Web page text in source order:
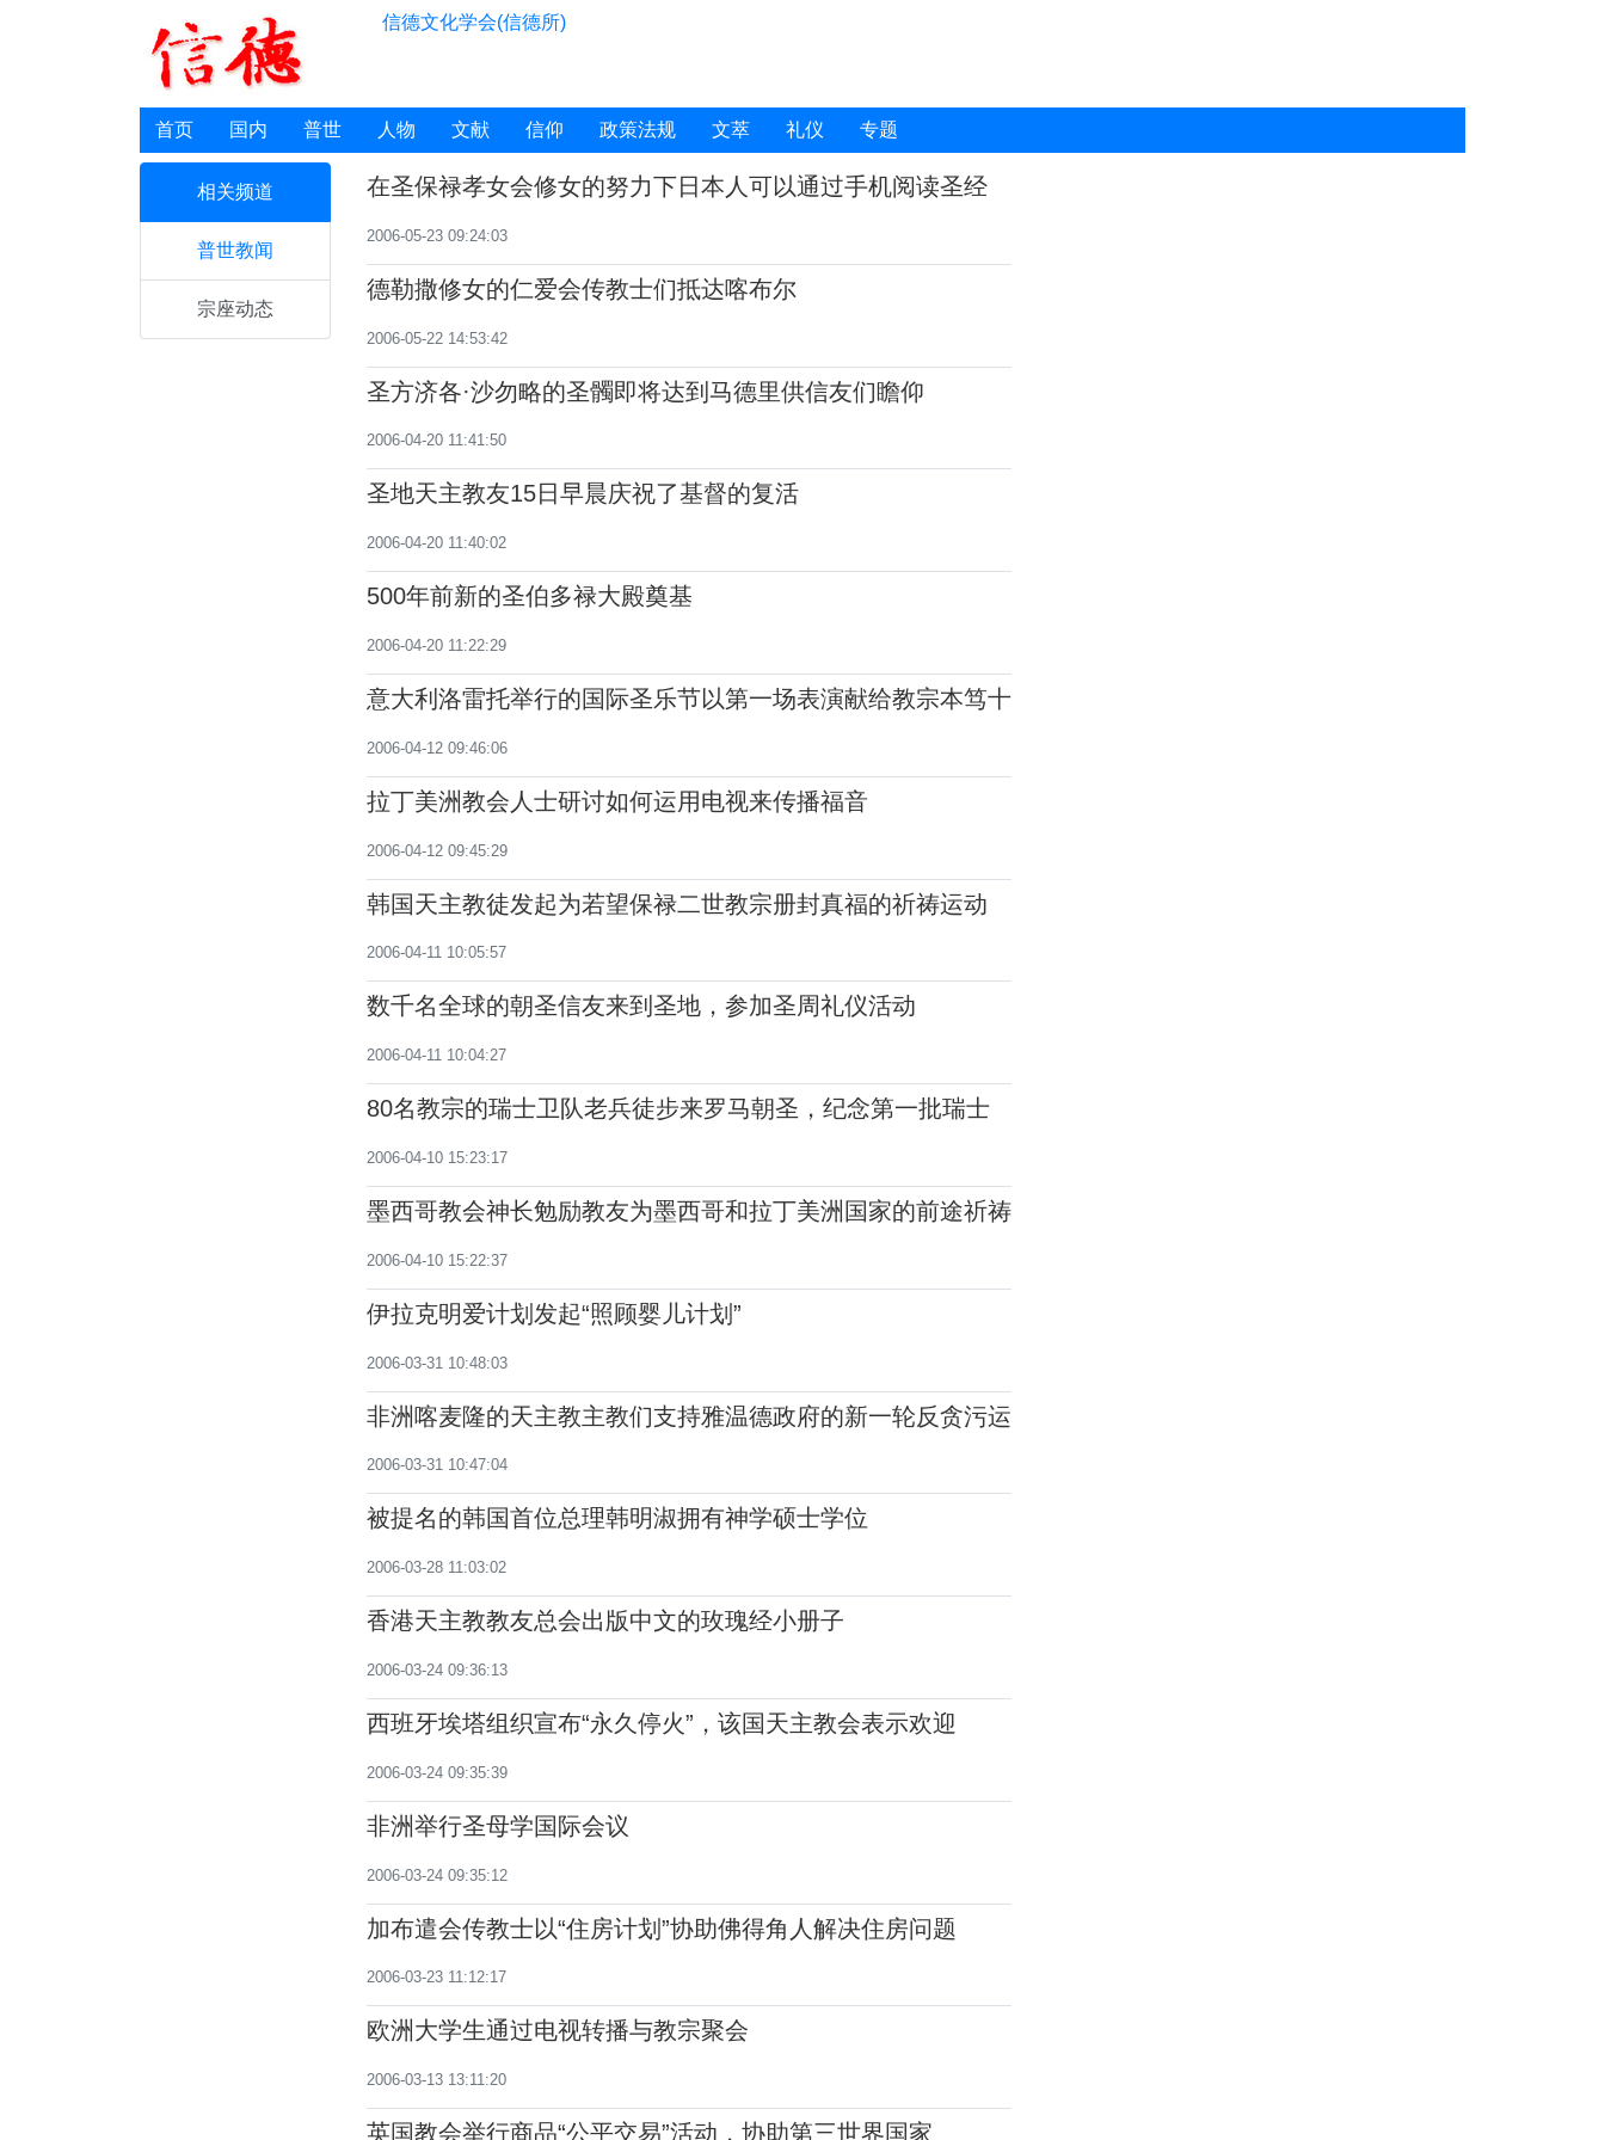
信德文化学会(信德所)
首页 国内 普世 人物 文献 信仰 政策法规 文萃 礼仪 专题
相关频道
普世教闻
宗座动态
在圣保禄孝女会修女的努力下日本人可以通过手机阅读圣经
2006-05-23 09:24:03
德勒撒修女的仁爱会传教士们抵达喀布尔
2006-05-22 14:53:42
圣方济各·沙勿略的圣髑即将达到马德里供信友们瞻仰
2006-04-20 11:41:50
圣地天主教友15日早晨庆祝了基督的复活
2006-04-20 11:40:02
500年前新的圣伯多禄大殿奠基
2006-04-20 11:22:29
意大利洛雷托举行的国际圣乐节以第一场表演献给教宗本笃十
2006-04-12 09:46:06
拉丁美洲教会人士研讨如何运用电视来传播福音
2006-04-12 09:45:29
韩国天主教徒发起为若望保禄二世教宗册封真福的祈祷运动
2006-04-11 10:05:57
数千名全球的朝圣信友来到圣地，参加圣周礼仪活动
2006-04-11 10:04:27
80名教宗的瑞士卫队老兵徒步来罗马朝圣，纪念第一批瑞士
2006-04-10 15:23:17
墨西哥教会神长勉励教友为墨西哥和拉丁美洲国家的前途祈祷
2006-04-10 15:22:37
伊拉克明爱计划发起“照顾婴儿计划”
2006-03-31 10:48:03
非洲喀麦隆的天主教主教们支持雅温德政府的新一轮反贪污运
2006-03-31 10:47:04
被提名的韩国首位总理韩明淑拥有神学硕士学位
2006-03-28 11:03:02
香港天主教教友总会出版中文的玫瑰经小册子
2006-03-24 09:36:13
西班牙埃塔组织宣布“永久停火”，该国天主教会表示欢迎
2006-03-24 09:35:39
非洲举行圣母学国际会议
2006-03-24 09:35:12
加布遣会传教士以“住房计划”协助佛得角人解决住房问题
2006-03-23 11:12:17
欧洲大学生通过电视转播与教宗聚会
2006-03-13 13:11:20
英国教会举行商品“公平交易”活动，协助第三世界国家